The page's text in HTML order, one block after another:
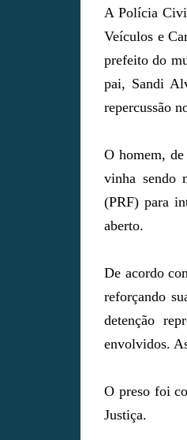
A Polícia
Veículos e
prefeito do
pai, Sandi
repercussão
O homem,
vinha sendo
(PRF) para
aberto.
De acordo
reforçando
detenção
envolvidos.
O preso foi
Justiça.